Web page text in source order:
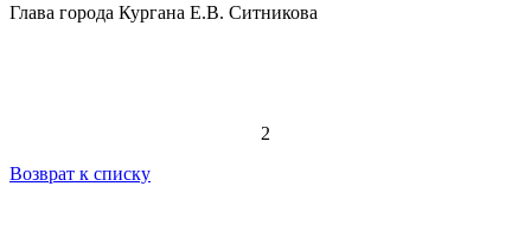
Глава города Кургана Е.В. Ситникова
2
Возврат к списку